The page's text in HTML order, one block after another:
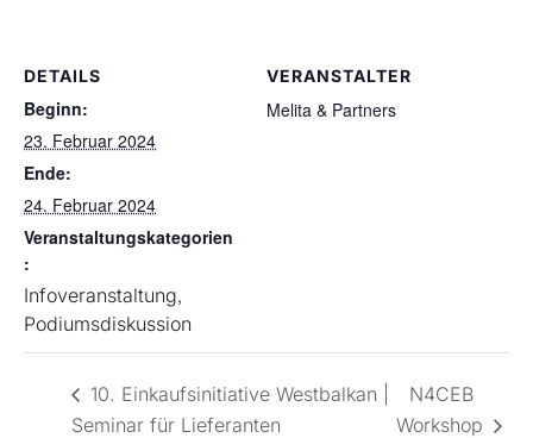
DETAILS
Beginn:
23. Februar 2024
Ende:
24. Februar 2024
Veranstaltungskategorien
:
Infoveranstaltung,
Podiumsdiskussion
VERANSTALTER
Melita & Partners
10. Einkaufsinitiative Westbalkan |
Seminar für Lieferanten
N4CEB
Workshop